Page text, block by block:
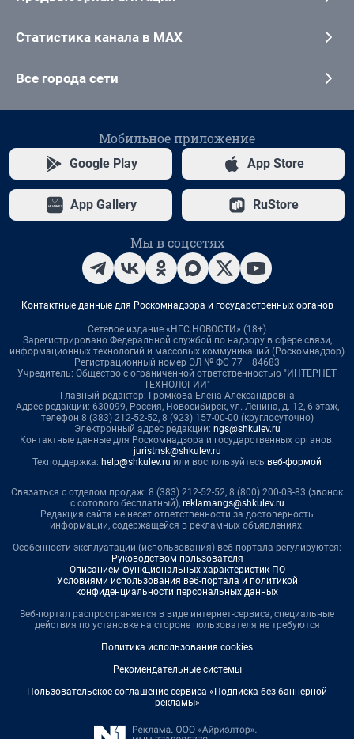
Статистика канала в MAX
Все города сети
Мобильное приложение
Google Play App Store
App Gallery RuStore
Мы в соцсетях
Контактные данные для Роскомнадзора и государственных органов
Сетевое издание «НГС.НОВОСТИ» (18+)
Зарегистрировано Федеральной службой по надзору в сфере связи,
информационных технологий и массовых коммуникаций (Роскомнадзор)
Регистрационный номер ЭЛ № ФС 77— 84683
Учредитель: Общество с ограниченной ответственностью "ИНТЕРНЕТ
ТЕХНОЛОГИИ"
Главный редактор: Громкова Елена Александровна
Адрес редакции: 630099, Россия, Новосибирск, ул. Ленина, д. 12, 6 этаж,
телефон 8 (383) 212-52-52, 8 (923) 157-00-00 (круглосуточно)
Электронный адрес редакции: ngs@shkulev.ru
Контактные данные для Роскомнадзора и государственных органов:
juristnsk@shkulev.ru
Техподдержка: help@shkulev.ru или воспользуйтесь веб-формой
Связаться с отделом продаж: 8 (383) 212-52-52, 8 (800) 200-03-83 (звонок
с сотового бесплатный), reklamangs@shkulev.ru
Редакция сайта не несет ответственности за достоверность
информации, содержащейся в рекламных объявлениях.
Особенности эксплуатации (использования) веб-портала регулируются:
Руководством пользователя
Описанием функциональных характеристик ПО
Условиями использования веб-портала и политикой
конфиденциальности персональных данных
Веб-портал распространяется в виде интернет-сервиса, специальные
действия по установке на стороне пользователя не требуются
Политика использования cookies
Рекомендательные системы
Пользовательское соглашение сервиса «Подписка без баннерной
рекламы»